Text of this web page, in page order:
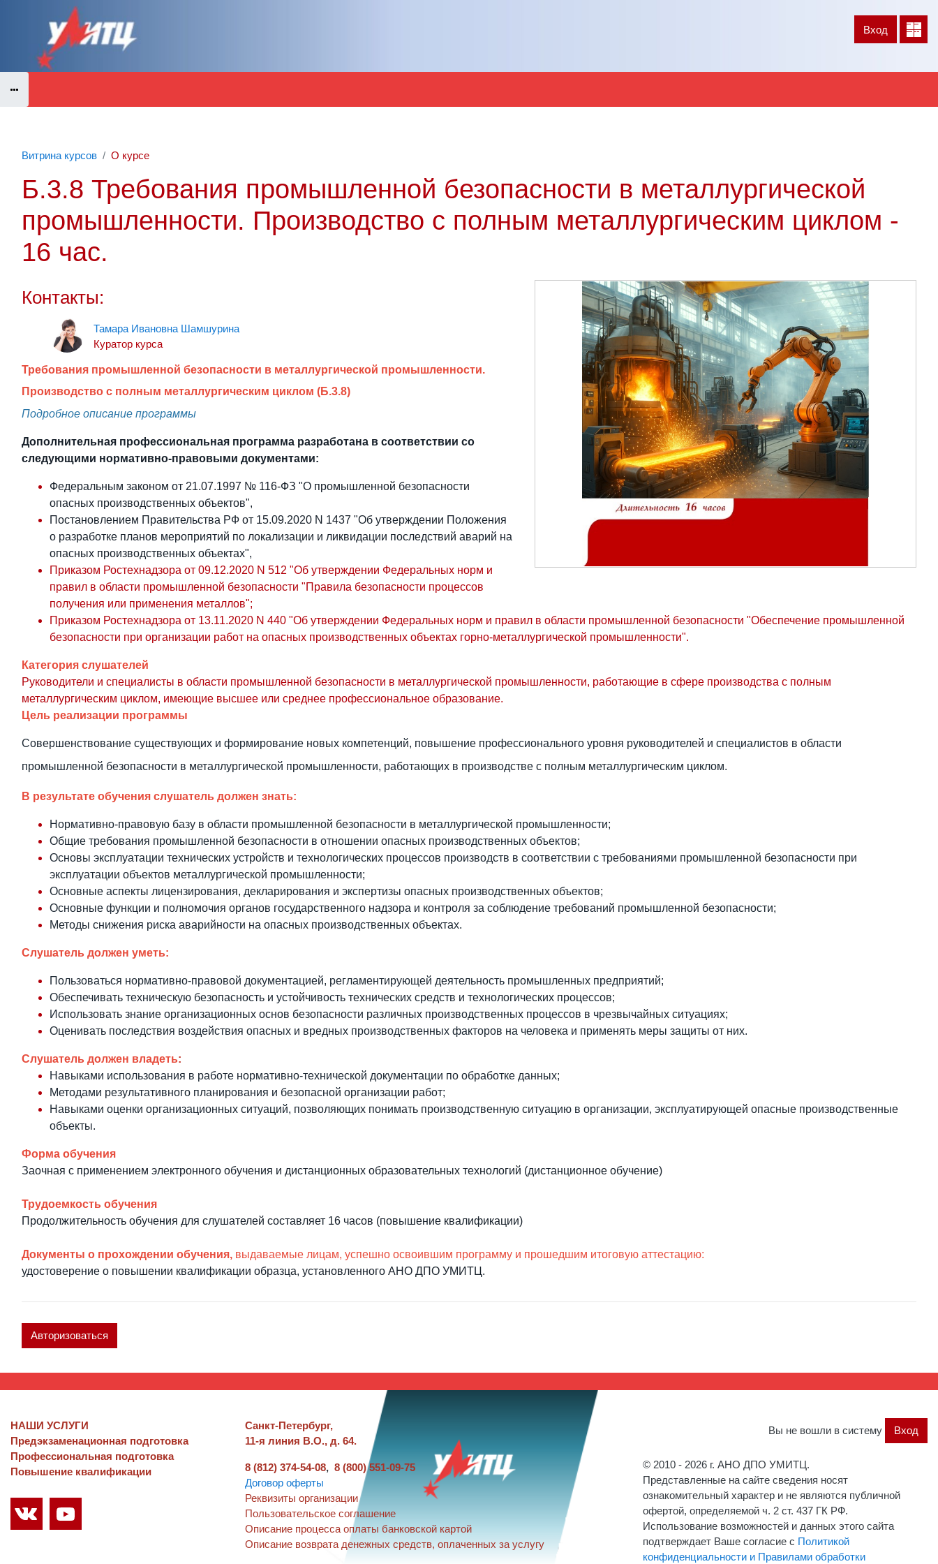
Перейти к основному содержанию
Вход
Витрина курсов О курсе
Б.3.8 Требования промышленной безопасности в металлургической
промышленности. Производство с полным металлургическим циклом -
16 час.
Контакты:
Тамара Ивановна Шамшурина
Куратор курса
Требования промышленной безопасности в металлургической промышленности.
Производство с полным металлургическим циклом (Б.3.8)
Подробное описание программы
Дополнительная профессиональная программа разработана в соответствии со
следующими нормативно-правовыми документами:
Федеральным законом от 21.07.1997 № 116-ФЗ "О промышленной безопасности
опасных производственных объектов",
Постановлением Правительства РФ от 15.09.2020 N 1437 "Об утверждении Положения
о разработке планов мероприятий по локализации и ликвидации последствий аварий на
опасных производственных объектах",
Приказом Ростехнадзора от 09.12.2020 N 512 "Об утверждении Федеральных норм и
правил в области промышленной безопасности "Правила безопасности процессов
получения или применения металлов";
Приказом Ростехнадзора от 13.11.2020 N 440 "Об утверждении Федеральных норм и правил в области промышленной безопасности "Обеспечение промышленной
безопасности при организации работ на опасных производственных объектах горно-металлургической промышленности".
Категория слушателей
Руководители и специалисты в области промышленной безопасности в металлургической промышленности, работающие в сфере производства с полным
металлургическим циклом, имеющие высшее или среднее профессиональное образование.
Цель реализации программы
Совершенствование существующих и формирование новых компетенций, повышение профессионального уровня руководителей и специалистов в области
промышленной безопасности в металлургической промышленности, работающих в производстве с полным металлургическим циклом.
В результате обучения слушатель должен знать:
Нормативно-правовую базу в области промышленной безопасности в металлургической промышленности;
Общие требования промышленной безопасности в отношении опасных производственных объектов;
Основы эксплуатации технических устройств и технологических процессов производств в соответствии с требованиями промышленной безопасности при
эксплуатации объектов металлургической промышленности;
Основные аспекты лицензирования, декларирования и экспертизы опасных производственных объектов;
Основные функции и полномочия органов государственного надзора и контроля за соблюдение требований промышленной безопасности;
Методы снижения риска аварийности на опасных производственных объектах.
Слушатель должен уметь:
Пользоваться нормативно-правовой документацией, регламентирующей деятельность промышленных предприятий;
Обеспечивать техническую безопасность и устойчивость технических средств и технологических процессов;
Использовать знание организационных основ безопасности различных производственных процессов в чрезвычайных ситуациях;
Оценивать последствия воздействия опасных и вредных производственных факторов на человека и применять меры защиты от них.
Слушатель должен владеть:
Навыками использования в работе нормативно-технической документации по обработке данных;
Методами результативного планирования и безопасной организации работ;
Навыками оценки организационных ситуаций, позволяющих понимать производственную ситуацию в организации, эксплуатирующей опасные производственные
объекты.
Форма обучения
Заочная с применением электронного обучения и дистанционных образовательных технологий (дистанционное обучение)
Трудоемкость обучения
Продолжительность обучения для слушателей составляет 16 часов (повышение квалификации)
Документы о прохождении обучения, выдаваемые лицам, успешно освоившим программу и прошедшим итоговую аттестацию:
удостоверение о повышении квалификации образца, установленного АНО ДПО УМИТЦ.
Авторизоваться
НАШИ УСЛУГИ
Предэкзаменационная подготовка
Профессиональная подготовка
Повышение квалификации
Санкт-Петербург,
11-я линия В.О., д. 64.
8 (812) 374-54-08, 8 (800) 551-09-75
Договор оферты
Реквизиты организации
Пользовательское соглашение
Описание процесса оплаты банковской картой
Описание возврата денежных средств, оплаченных за услугу
Вы не вошли в систему Вход
© 2010 - 2026 г. АНО ДПО УМИТЦ.
Представленные на сайте сведения носят
ознакомительный характер и не являются публичной
офертой, определяемой ч. 2 ст. 437 ГК РФ.
Использование возможностей и данных этого сайта
подтверждает Ваше согласие с Политикой
конфиденциальности и Правилами обработки